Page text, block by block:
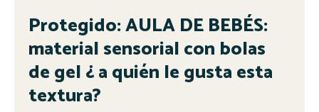
Protegido: AULA DE BEBÉS:
material sensorial con bolas
de gel ¿ a quién le gusta esta
textura?